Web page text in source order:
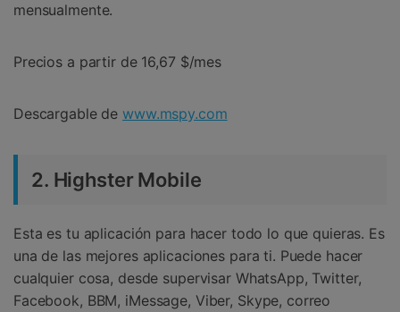
mensualmente.
Precios a partir de 16,67 $/mes
Descargable dewww.mspy.com
2. Highster Mobile
Esta es tu aplicación para hacer todo lo que quieras. Es
una de las mejores aplicaciones para ti. Puede hacer
cualquier cosa, desde supervisar WhatsApp, Twitter,
Facebook, BBM, iMessage, Viber, Skype, correo